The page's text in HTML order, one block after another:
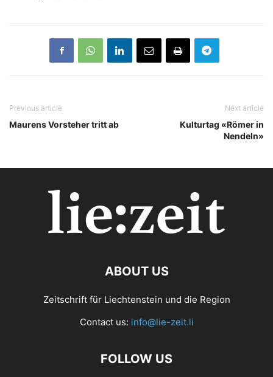
Previous article
Maurens Vorsteher tritt ab
Next article
Kulturtag «Römer in
Nendeln»
ABOUT US
Zeitschrift für Liechtenstein und die Region
Contact us: info@lie-zeit.li
FOLLOW US